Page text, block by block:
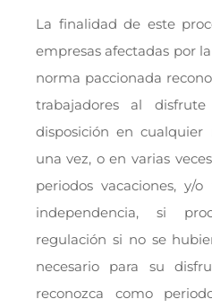
La finalidad de este
empresas afectadas por
norma paccionada
trabajadores al
disposición en
una vez, o en varias
periodos vacaciones, y/
independencia, si
regulación si no se
necesario para su
reconozca como